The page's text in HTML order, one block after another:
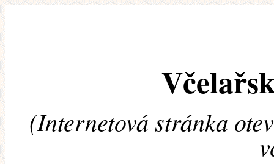
(Internetová stránka